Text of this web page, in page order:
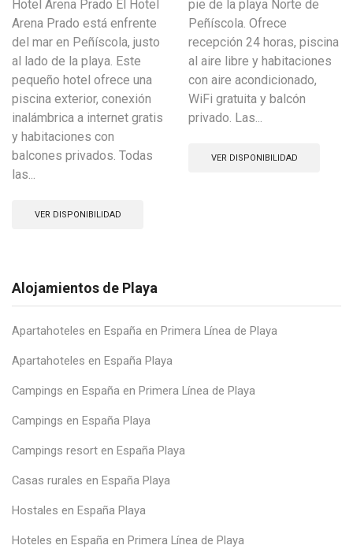
Hotel Arena Prado El Hotel
Arena Prado está enfrente
del mar en Peñíscola, justo
al lado de la playa. Este
pequeño hotel ofrece una
piscina exterior, conexión
inalámbrica a internet gratis
y habitaciones con
balcones privados. Todas
las...
VER DISPONIBILIDAD
pie de la playa Norte de
Peñíscola. Ofrece
recepción 24 horas, piscina
al aire libre y habitaciones
con aire acondicionado,
WiFi gratuita y balcón
privado. Las...
VER DISPONIBILIDAD
Alojamientos de Playa
Apartahoteles en España en Primera Línea de Playa
Apartahoteles en España Playa
Campings en España en Primera Línea de Playa
Campings en España Playa
Campings resort en España Playa
Casas rurales en España Playa
Hostales en España Playa
Hoteles en España en Primera Línea de Playa